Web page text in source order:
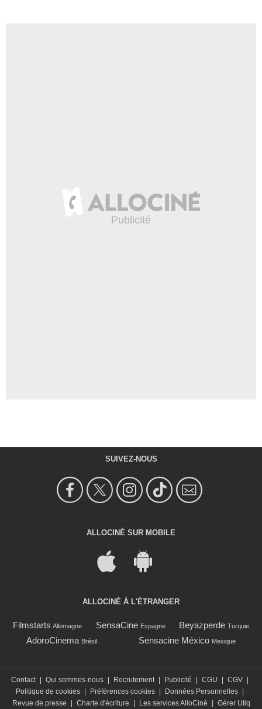
SUIVEZ-NOUS
ALLOCINÉ SUR MOBILE
ALLOCINÉ À L'ÉTRANGER
Filmstarts Allemagne SensaCine Espagne Beyazperde Turquie
AdoroCinema Brésil Sensacine México Mexique
Contact Qui sommes-nous Recrutement Publicité CGU CGV
Politique de cookies
Préférences cookies Données Personnelles
Revue de presse
Charte d'écriture Les services AlloCiné Gérer Utiq